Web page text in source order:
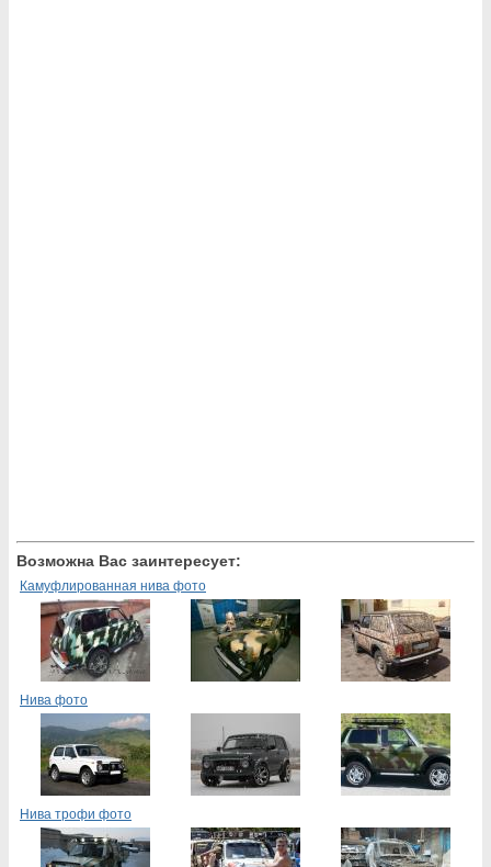
Возможна Вас заинтересует:
Камуфлированная нива фото
Нива фото
Нива трофи фото